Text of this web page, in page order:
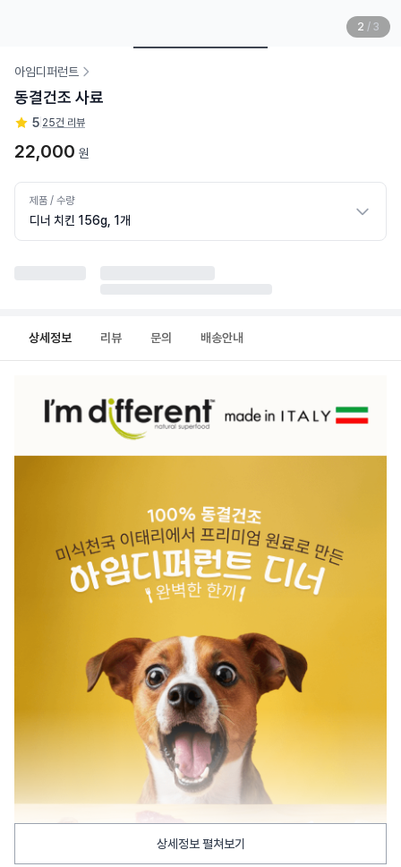
2 / 3
아임디퍼런트
동결건조 사료
5 25건 리뷰
22,000 원
제품 / 수량
디너 치킨 156g, 1개
상세정보 리뷰 문의 배송안내
상세정보 펼쳐보기